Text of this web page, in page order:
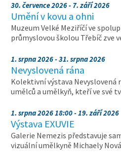
30. července 2026 - 7. září 2026
Umění v kovu a ohni
Muzeum Velké Meziříčí ve
průmyslovou školou Třebíč zve
1. srpna 2026 - 31. srpna 2026
Nevyslovená rána
Kolektivní výstava Nevyslovená
umělců a umělkyň, kteří ve své
1. srpna 2026 18:00 - 19. září 2026
Výstava EXUVIE
Galerie Nemezis představuje
vizuální umělkyně Michaely